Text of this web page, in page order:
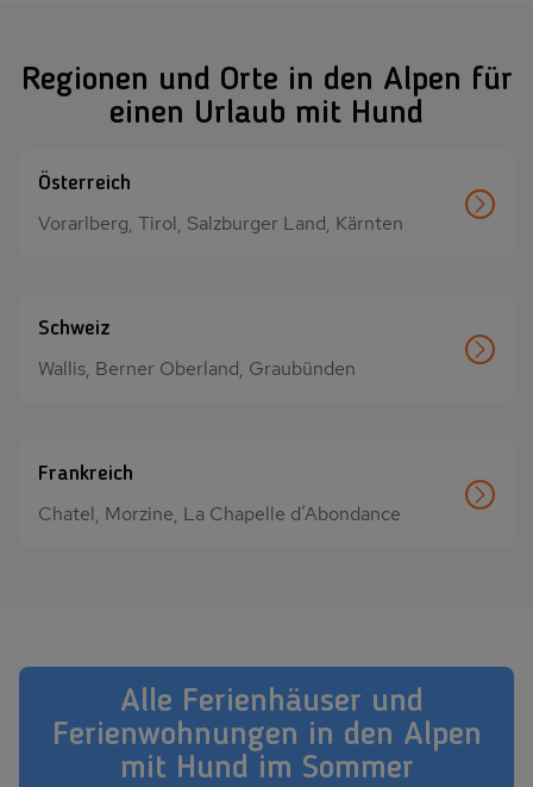
Regionen und Orte in den Alpen für
einen Urlaub mit Hund
Österreich
Vorarlberg, Tirol, Salzburger Land, Kärnten
Schweiz
Wallis, Berner Oberland, Graubünden
Frankreich
Chatel, Morzine, La Chapelle d’Abondance
Alle Ferienhäuser und
Ferienwohnungen in den Alpen
mit Hund im Sommer